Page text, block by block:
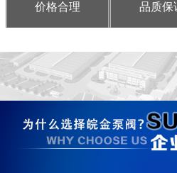
价格合理 品质保